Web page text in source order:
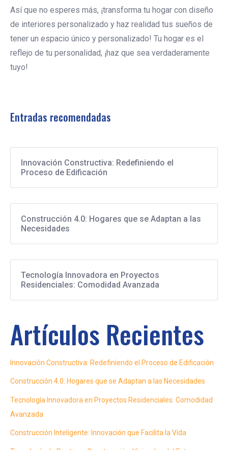
Así que no esperes más, ¡transforma tu hogar con diseño
de interiores personalizado y haz realidad tus sueños de
tener un espacio único y personalizado! Tu hogar es el
reflejo de tu personalidad, ¡haz que sea verdaderamente
tuyo!
Entradas recomendadas
Innovación Constructiva: Redefiniendo el
Proceso de Edificación
Construcción 4.0: Hogares que se Adaptan a las
Necesidades
Tecnología Innovadora en Proyectos
Residenciales: Comodidad Avanzada
Artículos Recientes
Innovación Constructiva: Redefiniendo el Proceso de Edificación
Construcción 4.0: Hogares que se Adaptan a las Necesidades
Tecnología Innovadora en Proyectos Residenciales: Comodidad
Avanzada
Construcción Inteligente: Innovación que Facilita la Vida